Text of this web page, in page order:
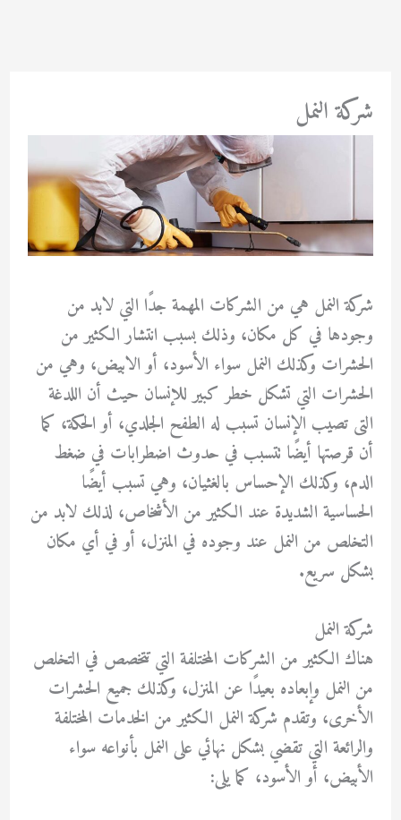
شركة النمل
شركة النمل هي من الشركات المهمة جدًا التي لابد من
وجودها في كل مكان، وذلك بسبب انتشار الكثير من
الحشرات وكذلك النمل سواء الأسود، أو الابيض، وهي من
الحشرات التي تشكل خطر كبير للإنسان حيث أن اللدغة
التى تصيب الإنسان تسبب له الطفح الجلدي، أو الحكة، كما
أن قرصتها أيضًا تتسبب في حدوث اضطرابات في ضغط
الدم، وكذلك الإحساس بالغثيان، وهي تسبب أيضًا
الحساسية الشديدة عند الكثير من الأشخاص، لذلك لابد من
التخلص من النمل عند وجوده في المنزل، أو في أي مكان
بشكل سريع.
شركة النمل
هناك الكثير من الشركات المختلفة التي تتخصص في التخلص
من النمل وإبعاده بعيدًا عن المنزل، وكذلك جميع الحشرات
الأخرى، وتقدم شركة النمل الكثير من الخدمات المختلفة
والرائعة التي تقضي بشكل نهائي على النمل بأنواعه سواء
الأبيض، أو الأسود، كما يلى: